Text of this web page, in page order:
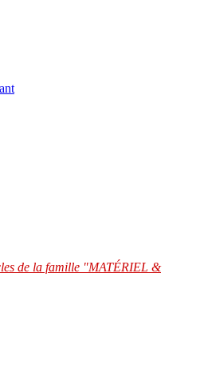
de la famille "MATÉRIEL &